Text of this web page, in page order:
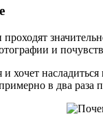
и
хочет
в два